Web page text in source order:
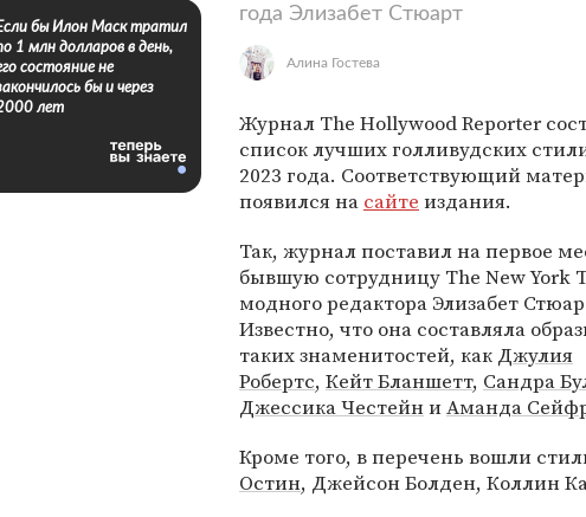
года Элизабет Стюарт
Алина Гостева
Журнал The Hollywood Reporter
список лучших голливудских
2023 года. Соответствующий
появился на сайте издания.
Так, журнал поставил на первое
бывшую сотрудницу The New York
модного редактора Элизабет
Известно, что она составляла
таких знаменитостей, как Джулия
Робертс, Кейт Бланшетт, Сандра
Джессика ЧестейниАманда
Кроме того, в перечень вошли
Остин, Джейсон Болден, Коллин
бы Илон Маск тратил
1 млн долларов в день,
состояние не
бы и через
лет